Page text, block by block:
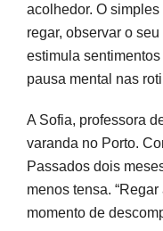
acolhedor. O
regar, observar o
estimula
pausa mental nas
A Sofia, professora
varanda no Porto.
Passados dois
menos tensa.
momento de